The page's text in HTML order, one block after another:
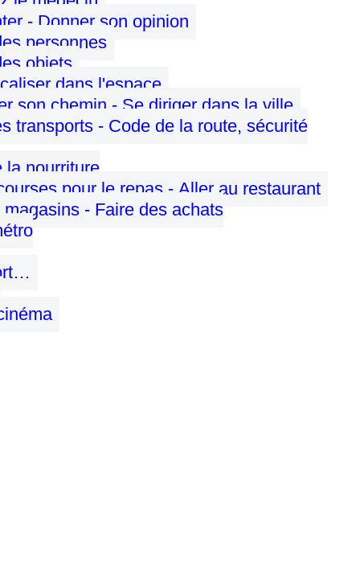
- Donner son opinion
personnes
objets
dans l'espace
son chemin - Se diriger dans la ville
transports - Code de la route, sécurité
la nourriture
pour le repas - Aller au restaurant
- Faire des achats